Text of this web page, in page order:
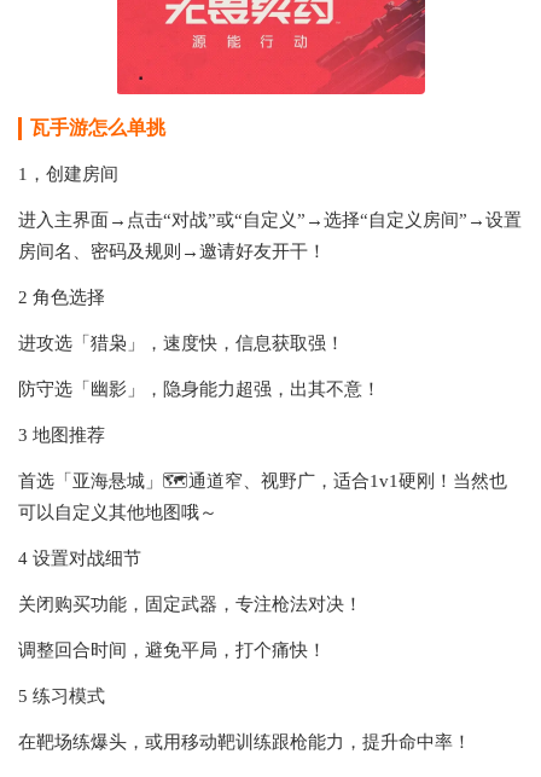
瓦手游怎么单挑
1，创建房间
进入主界面→点击“对战”或“自定义”→选择“自定义房间”→设置
房间名、密码及规则→邀请好友开干！
2 角色选择
进攻选「猎枭」，速度快，信息获取强！
防守选「幽影」，隐身能力超强，出其不意！
3 地图推荐
首选「亚海悬城」🗺通道窄、视野广，适合1v1硬刚！当然也
可以自定义其他地图哦～
4 设置对战细节
关闭购买功能，固定武器，专注枪法对决！
调整回合时间，避免平局，打个痛快！
5 练习模式
在靶场练爆头，或用移动靶训练跟枪能力，提升命中率！